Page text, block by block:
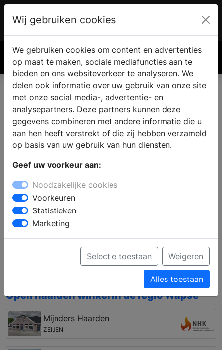
€ 0.00
Haard of kachel vinden in
Wapse
Bezoek een haardenspecialist in de omgeving en
bekijk alle soorten haarden in de showroom. De
specialist zal u graag adviseren over een geschikte
haard toegepast op uw woonsituatie en budget en
over een vakkundige installatie van uw eigen haard.
Laat u informeren over de verschillende
mogelijkheden op het gebied van open haarden,
gashaarden, liftdeurhaarden, cv houthaarden, pellet
kachels, houtkachels, gaskachels en geschikte
Open haarden winkel in de regio Wapse
Mijnders Haarden
ZEIJEN
Wij gebruiken cookies
We gebruiken cookies om content en advertenties
op maat te maken, sociale mediafuncties aan te
bieden en ons websiteverkeer te analyseren. We
delen ook informatie over uw gebruik van onze site
met onze social media-, advertentie- en
analysepartners. Deze partners kunnen deze
gegevens combineren met andere informatie die u
aan hen heeft verstrekt of die zij hebben verzameld
op basis van uw gebruik van hun diensten.
Geef uw voorkeur aan:
Noodzakelijke cookies
Voorkeuren
Statistieken
Marketing
Selectie toestaan Weigeren
Alles toestaan